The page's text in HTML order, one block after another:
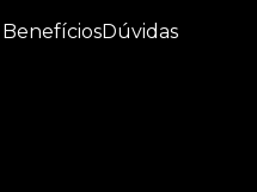
BenefíciosDúvidas